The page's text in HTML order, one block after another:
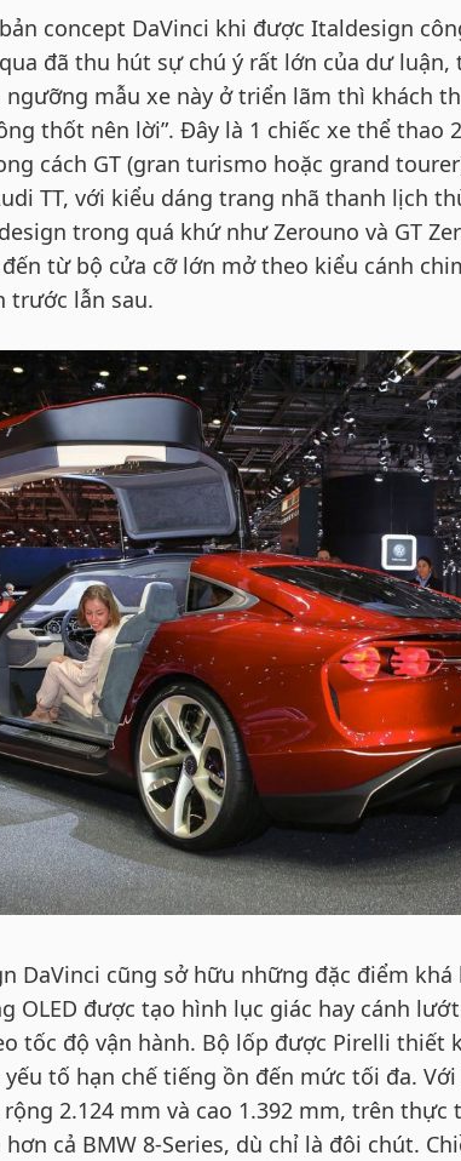
concept DaVinci khi được Italdesign
đã thu hút sự chú ý rất lớn của dư luận,
mẫu xe này ở triển lãm thì khách
thốt nên lời”. Đây là 1 chiếc xe thể thao
cách GT (gran turismo hoặc grand
TT, với kiểu dáng trang nhã thanh lịch
trong quá khứ như Zerouno và GT
từ bộ cửa cỡ lớn mở theo kiểu cánh
trước lẫn sau.
DaVinci cũng sở hữu những đặc điểm
OLED được tạo hình lục giác hay cánh
tốc độ vận hành. Bộ lốp được Pirelli thiết
tố hạn chế tiếng ồn đến mức tối đa.
2.124 mm và cao 1.392 mm, trên thực
cả BMW 8-Series, dù chỉ là đôi chút.